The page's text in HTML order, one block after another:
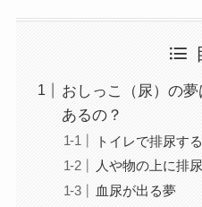
おしっこ（尿）の
あるの？
トイレで排尿す
人や物の上に排
血尿が出る夢